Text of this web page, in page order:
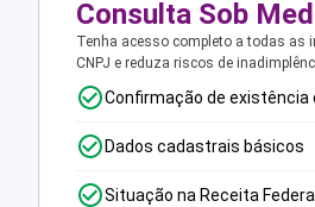
Consulta Sob
Tenha acesso completo a todas as
CNPJ e reduza riscos de
Confirmação de existência
Dados cadastrais básicos
Situação na Receita Federal